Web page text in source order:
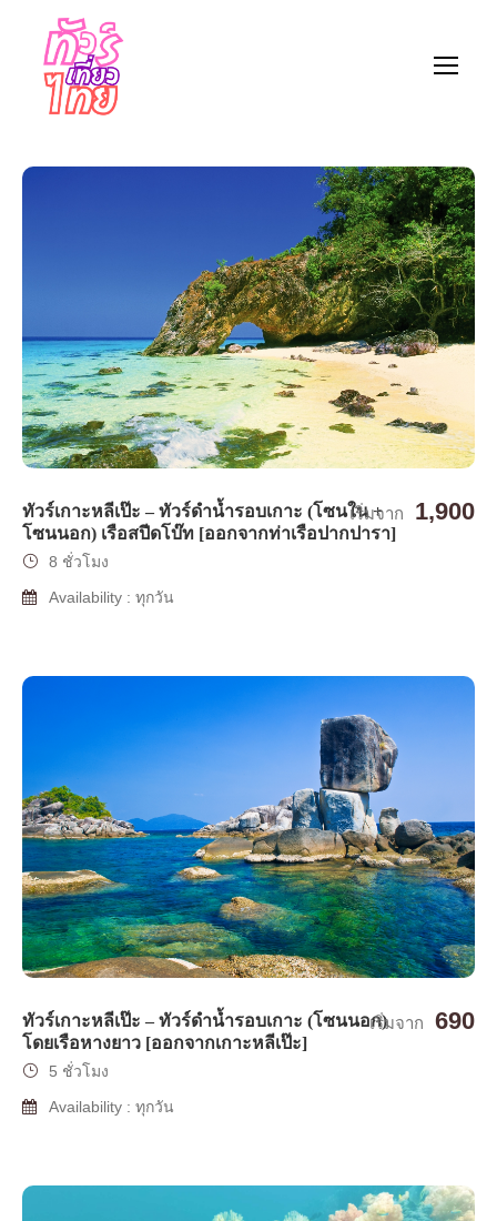
ทัวร์เกาะหลีเป๊ะ – ทัวร์ดำน้ำรอบเกาะ (โซนใน +
โซนนอก) เรือสปีดโบ๊ท [ออกจากท่าเรือปากปารา]
เริ่มจาก 1,900
8 ชั่วโมง
Availability : ทุกวัน
ทัวร์เกาะหลีเป๊ะ – ทัวร์ดำน้ำรอบเกาะ (โซนนอก)
โดยเรือหางยาว [ออกจากเกาะหลีเป๊ะ]
เริ่มจาก 690
5 ชั่วโมง
Availability : ทุกวัน